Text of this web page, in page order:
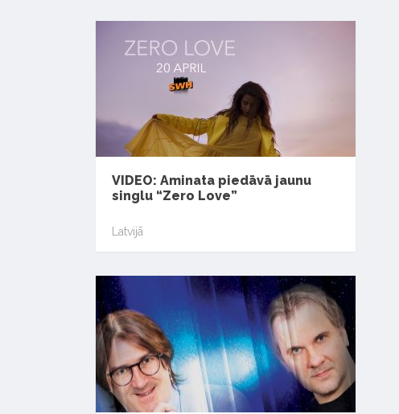
VIDEO: Aminata piedāvā jaunu
singlu “Zero Love”
Latvijā